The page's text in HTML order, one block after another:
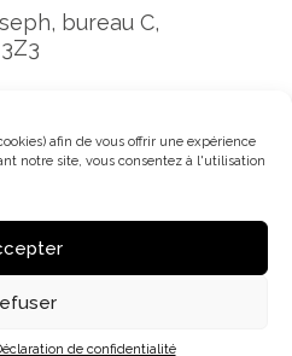
afin de vous offrir une expérience
notre site, vous consentez à l'utilisation
de confidentialité
bureau C,